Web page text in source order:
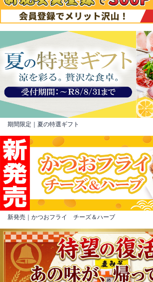
期間限定｜夏の特選ギフト
新発売｜かつおフライ チーズ＆ハーブ